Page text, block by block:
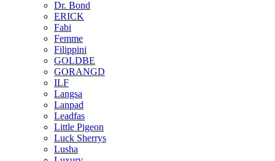
Dr. Bond
ERICK
Fabi
Femme
Filippini
GOLDBE
GORANGD
ILF
Langsa
Lanpad
Leadfas
Little Pigeon
Luck Sherrys
Lusha